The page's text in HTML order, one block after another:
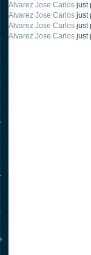
Alvarez Jose Carlos just
Alvarez Jose Carlos just
Alvarez Jose Carlos just
Alvarez Jose Carlos just